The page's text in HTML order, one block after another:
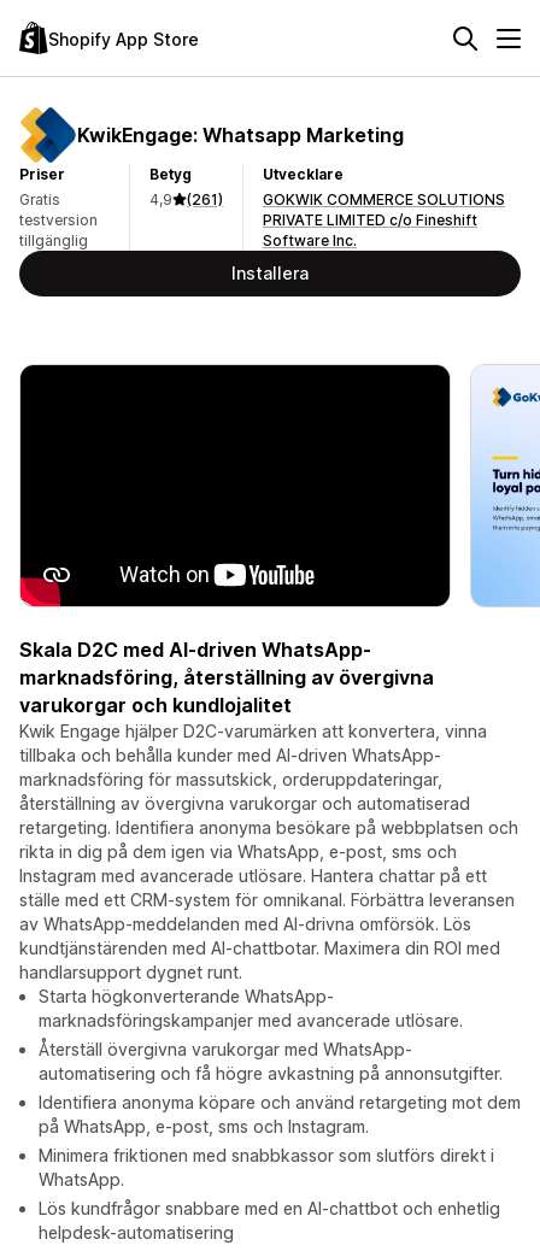
Shopify App Store
KwikEngage: Whatsapp Marketing
Priser
Gratis
testversion
tillgänglig
Betyg
4,9
(261)
Utvecklare
GOKWIK COMMERCE SOLUTIONS
PRIVATE LIMITED c/o Fineshift
Software Inc.
Installera
Skala D2C med AI-driven WhatsApp-
marknadsföring, återställning av övergivna
varukorgar och kundlojalitet
Kwik Engage hjälper D2C-varumärken att konvertera, vinna
tillbaka och behålla kunder med AI-driven WhatsApp-
marknadsföring för massutskick, orderuppdateringar,
återställning av övergivna varukorgar och automatiserad
retargeting. Identifiera anonyma besökare på webbplatsen och
rikta in dig på dem igen via WhatsApp, e-post, sms och
Instagram med avancerade utlösare. Hantera chattar på ett
ställe med ett CRM-system för omnikanal. Förbättra leveransen
av WhatsApp-meddelanden med AI-drivna omförsök. Lös
kundtjänstärenden med AI-chattbotar. Maximera din ROI med
handlarsupport dygnet runt.
Starta högkonverterande WhatsApp-
marknadsföringskampanjer med avancerade utlösare.
Återställ övergivna varukorgar med WhatsApp-
automatisering och få högre avkastning på annonsutgifter.
Identifiera anonyma köpare och använd retargeting mot dem
på WhatsApp, e-post, sms och Instagram.
Minimera friktionen med snabbkassor som slutförs direkt i
WhatsApp.
Lös kundfrågor snabbare med en AI-chattbot och enhetlig
helpdesk-automatisering